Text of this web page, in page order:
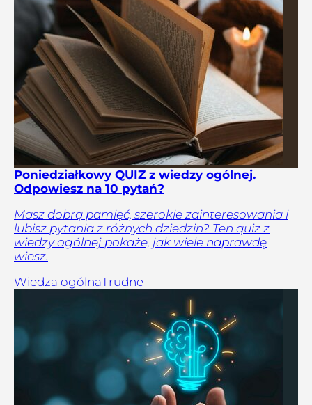
Poniedziałkowy QUIZ z wiedzy ogólnej.
Odpowiesz na 10 pytań?
Masz dobrą pamięć, szerokie zainteresowania i
lubisz pytania z różnych dziedzin? Ten quiz z
wiedzy ogólnej pokaże, jak wiele naprawdę
wiesz.
Wiedza ogólnaTrudne